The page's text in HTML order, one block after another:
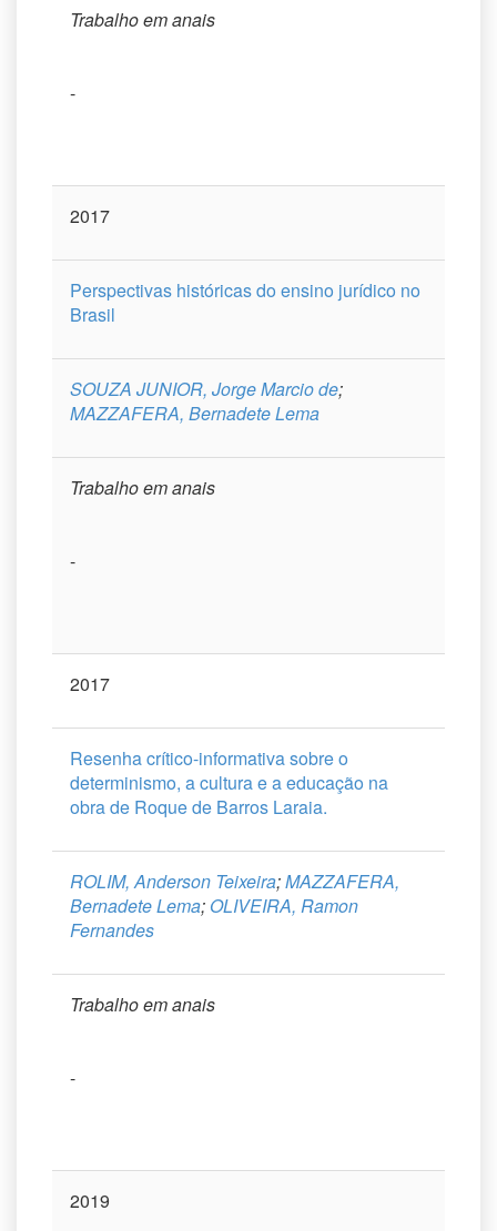
Trabalho em anais
-
2017
Perspectivas históricas do ensino jurídico no
Brasil
SOUZA JUNIOR, Jorge Marcio de;
MAZZAFERA, Bernadete Lema
Trabalho em anais
-
2017
Resenha crítico-informativa sobre o
determinismo, a cultura e a educação na
obra de Roque de Barros Laraia.
ROLIM, Anderson Teixeira;MAZZAFERA,
Bernadete Lema; OLIVEIRA, Ramon
Fernandes
Trabalho em anais
-
2019